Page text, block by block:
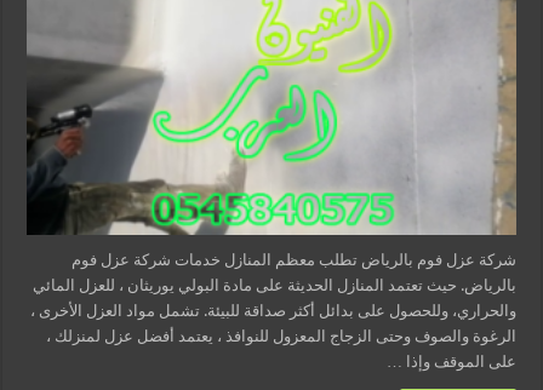
شركة عزل فوم بالرياض تطلب معظم المنازل خدمات شركة عزل فوم
بالرياض. حيث تعتمد المنازل الحديثة على مادة البولي يوريثان ، للعزل المائي
والحراري، وللحصول على بدائل أكثر صداقة للبيئة. تشمل مواد العزل الأخرى ،
الرغوة والصوف وحتى الزجاج المعزول للنوافذ ، يعتمد أفضل عزل لمنزلك ،
على الموقف وإذا …